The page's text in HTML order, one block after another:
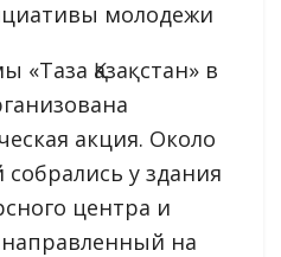
молодежи
Қазақстан» в
акция. Около
у здания
центра и
на